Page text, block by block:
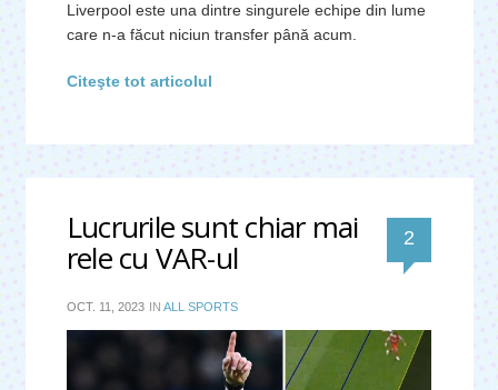
Liverpool este una dintre singurele echipe din lume
care n-a făcut niciun transfer până acum.
Citeşte tot articolul
Lucrurile sunt chiar mai
rele cu VAR-ul 2
OCT. 11, 2023 IN ALL SPORTS